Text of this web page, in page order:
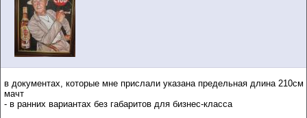
в документах, которые мне прислали указана предельная длина 210см
мачт
- в ранних вариантах без габаритов для бизнес-класса